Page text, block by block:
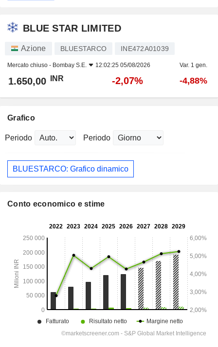
BLUE STAR LIMITED
Azione BLUESTARCO INE472A01039
Mercato chiuso - Bombay S.E. 12:02:25 05/08/2026 Var. 1 gen.
1.650,00 INR -2,07% -4,88%
Grafico
Periodo Periodo
BLUESTARCO: Grafico dinamico
Conto economico e stime